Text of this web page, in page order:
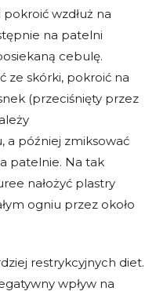
wzdłuż na
na patelni
cebulę.
ze skórki, pokroić na
(przeciśnięty przez
a później zmiksować
patelnie. Na tak
nałożyć plastry
ogniu przez około
restrykcyjnych diet.
wpływ na